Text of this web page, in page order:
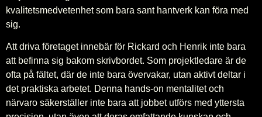
kvalitetsmedvetenhet som bara sant hantverk kan föra med
sig.
Att driva företaget innebär för Rickard och Henrik inte bara
att befinna sig bakom skrivbordet. Som projektledare är de
ofta på fältet, där de inte bara övervakar, utan aktivt deltar i
det praktiska arbetet. Denna hands-on mentalitet och
närvaro säkerställer inte bara att jobbet utförs med yttersta